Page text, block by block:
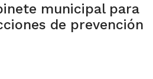
municipal para
de prevención